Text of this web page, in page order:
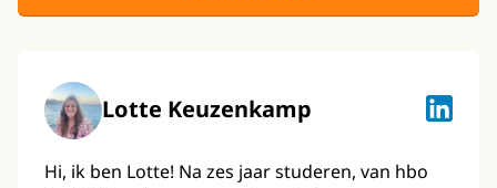
Lotte Keuzenkamp Lotte
Hi, ik ben Lotte! Na zes jaar studeren, van hbo